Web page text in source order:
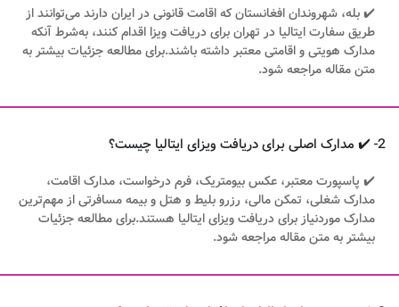
✔️ بله، شهروندان افغانستان که اقامت قانونی در ایران دارند می‌توانند از
طریق سفارت ایتالیا در تهران برای دریافت ویزا اقدام کنند، به‌شرط آنکه
مدارک هویتی و اقامتی معتبر داشته باشند.برای مطالعه جزئیات بیشتر به
متن مقاله مراجعه شود.
2- ✔️ مدارک اصلی برای دریافت ویزای ایتالیا چیست؟
✔️ پاسپورت معتبر، عکس بیومتریک، فرم درخواست، مدارک اقامت،
مدارک شغلی، تمکن مالی، رزرو بلیط و هتل و بیمه مسافرتی از مهم‌ترین
مدارک موردنیاز برای دریافت ویزای ایتالیا هستند.برای مطالعه جزئیات
بیشتر به متن مقاله مراجعه شود.